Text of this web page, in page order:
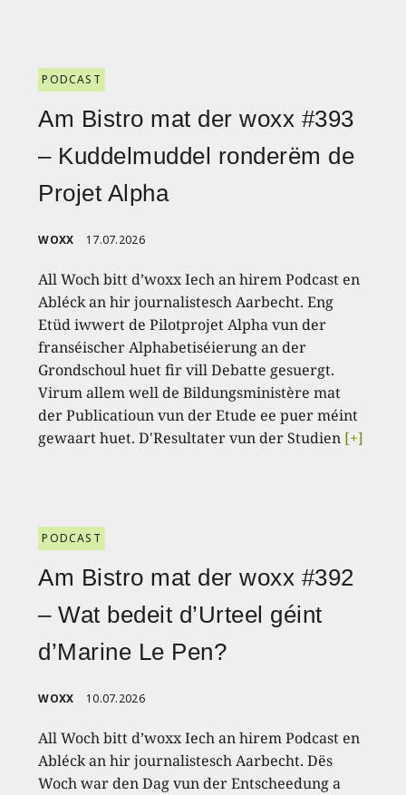
PODCAST
Am Bistro mat der woxx #393
– Kuddelmuddel ronderëm de
Projet Alpha
WOXX 17.07.2026
All Woch bitt d’woxx Iech an hirem Podcast en
Abléck an hir journalistesch Aarbecht. Eng
Etüd iwwert de Pilotprojet Alpha vun der
franséischer Alphabetiséierung an der
Grondschoul huet fir vill Debatte gesuergt.
Virum allem well de Bildungsministère mat
der Publicatioun vun der Etude ee puer méint
gewaart huet. D'Resultater vun der Studien [+]
PODCAST
Am Bistro mat der woxx #392
– Wat bedeit d’Urteel géint
d’Marine Le Pen?
WOXX 10.07.2026
All Woch bitt d’woxx Iech an hirem Podcast en
Abléck an hir journalistesch Aarbecht. Dës
Woch war den Dag vun der Entscheedung a